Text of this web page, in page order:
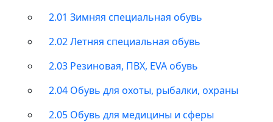
2.01 Зимняя специальная обувь
2.02 Летняя специальная обувь
2.03 Резиновая, ПВХ, EVA обувь
2.04 Обувь для охоты, рыбалки, охраны
2.05 Обувь для медицины и сферы